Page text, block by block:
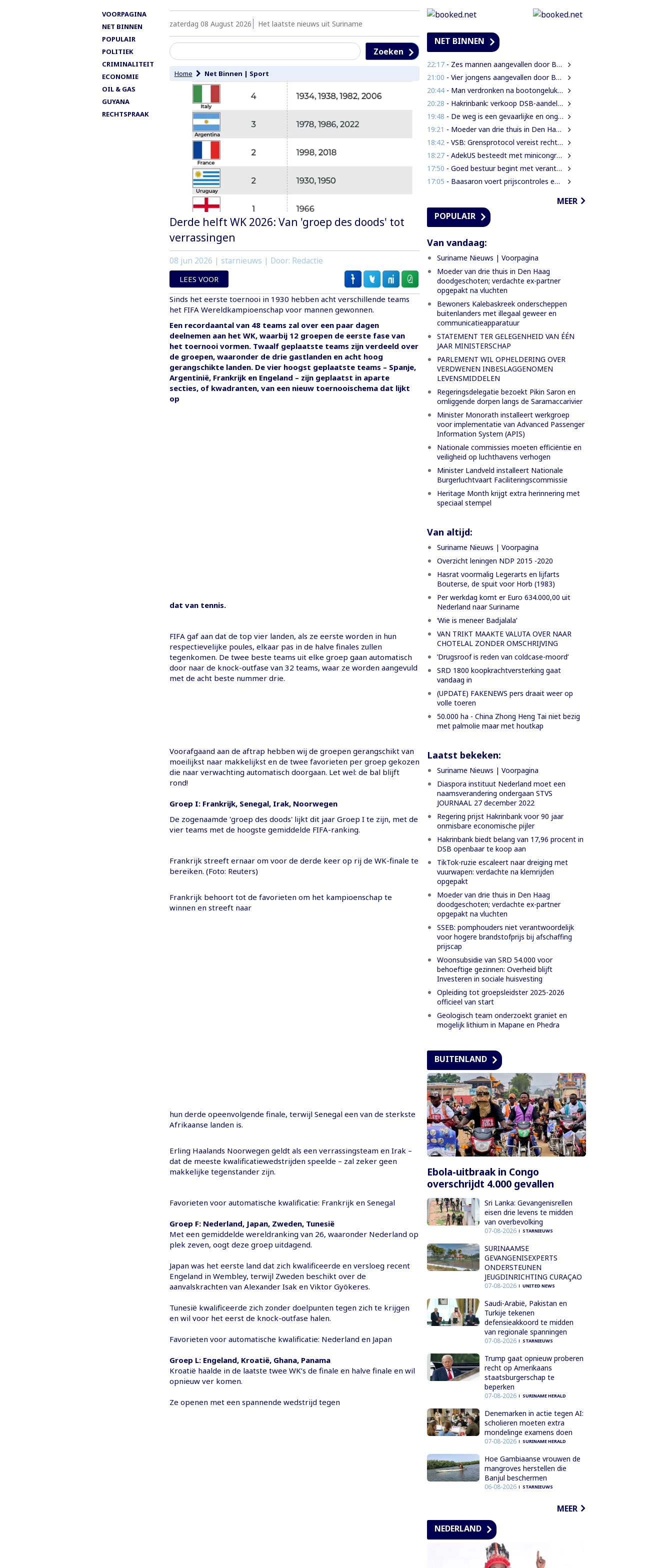
VOORPAGINA
NET BINNEN
POPULAIR
POLITIEK
CRIMINALITEIT
ECONOMIE
OIL & GAS
GUYANA
RECHTSPRAAK
zaterdag 08 August 2026 Het laatste nieuws uit Suriname
Zoeken
Home Net Binnen | Sport
Derde helft WK 2026: Van 'groep des doods' tot
verrassingen
08 jun 2026 | starnieuws | Door: Redactie
LEES VOOR
Sinds het eerste toernooi in 1930 hebben acht verschillende teams
het FIFA Wereldkampioenschap voor mannen gewonnen.
Een recordaantal van 48 teams zal over een paar dagen
deelnemen aan het WK, waarbij 12 groepen de eerste fase van
het toernooi vormen. Twaalf geplaatste teams zijn verdeeld over
de groepen, waaronder de drie gastlanden en acht hoog
gerangschikte landen. De vier hoogst geplaatste teams – Spanje,
Argentinië, Frankrijk en Engeland – zijn geplaatst in aparte
secties, of kwadranten, van een nieuw toernooischema dat lijkt
op
dat van tennis.
FIFA gaf aan dat de top vier landen, als ze eerste worden in hun
respectievelijke poules, elkaar pas in de halve finales zullen
tegenkomen. De twee beste teams uit elke groep gaan automatisch
door naar de knock-outfase van 32 teams, waar ze worden aangevuld
met de acht beste nummer drie.
Voorafgaand aan de aftrap hebben wij de groepen gerangschikt van
moeilijkst naar makkelijkst en de twee favorieten per groep gekozen
die naar verwachting automatisch doorgaan. Let wel: de bal blijft
rond!
Groep I: Frankrijk, Senegal, Irak, Noorwegen
De zogenaamde 'groep des doods' lijkt dit jaar Groep I te zijn, met de
vier teams met de hoogste gemiddelde FIFA-ranking.
Frankrijk streeft ernaar om voor de derde keer op rij de WK-finale te
bereiken. (Foto: Reuters)
Frankrijk behoort tot de favorieten om het kampioenschap te
winnen en streeft naar
hun derde opeenvolgende finale, terwijl Senegal een van de sterkste
Afrikaanse landen is.
Erling Haalands Noorwegen geldt als een verrassingsteam en Irak –
dat de meeste kwalificatiewedstrijden speelde – zal zeker geen
makkelijke tegenstander zijn.
Favorieten voor automatische kwalificatie: Frankrijk en Senegal
Groep F: Nederland, Japan, Zweden, Tunesië
Met een gemiddelde wereldranking van 26, waaronder Nederland op
plek zeven, oogt deze groep uitdagend.
Japan was het eerste land dat zich kwalificeerde en versloeg recent
Engeland in Wembley, terwijl Zweden beschikt over de
aanvalskrachten van Alexander Isak en Viktor Gyökeres.
Tunesië kwalificeerde zich zonder doelpunten tegen zich te krijgen
en wil voor het eerst de knock-outfase halen.
Favorieten voor automatische kwalificatie: Nederland en Japan
Groep L: Engeland, Kroatië, Ghana, Panama
Kroatië haalde in de laatste twee WK’s de finale en halve finale en wil
opnieuw ver komen.
Ze openen met een spannende wedstrijd tegen
NET BINNEN
22:17- Zes mannen aangevallen door Braziliaanse bijen tijdens zoektocht naar leguanen
21:00 - Vier jongens aangevallen door Braziliaanse bijen tijdens leguanenjacht
20:44- Man verdronken na bootongeluk op Coesewijnerivier
20:28 - Hakrinbank: verkoop DSB-aandelen is strategische keuze
19:48 - De weg is een gevaarlijke en ongezonde plek
19:21 - Moeder van drie thuis in Den Haag doodgeschoten; verdachte ex-partner opgepakt na vluchten
18:42 - VSB: Grensprotocol vereist rechtszekerheid en harde waarborgen
18:27- AdekUS besteedt met minicongres aandacht aan cultureel erfgoed
17:50 - Goed bestuur begint met verantwoording afleggen
17:05 - Baasaron voert prijscontroles en toezicht op voedselveiligheid op
MEER
POPULAIR
Van vandaag:
Suriname Nieuws | Voorpagina
Moeder van drie thuis in Den Haag
doodgeschoten; verdachte ex-partner
opgepakt na vluchten
Bewoners Kalebaskreek onderscheppen
buitenlanders met illegaal geweer en
communicatieapparatuur
STATEMENT TER GELEGENHEID VAN ÉÉN
JAAR MINISTERSCHAP
PARLEMENT WIL OPHELDERING OVER
VERDWENEN INBESLAGGENOMEN
LEVENSMIDDELEN
Regeringsdelegatie bezoekt Pikin Saron en
omliggende dorpen langs de Saramaccarivier
Minister Monorath installeert werkgroep
voor implementatie van Advanced Passenger
Information System (APIS)
Nationale commissies moeten efficiëntie en
veiligheid op luchthavens verhogen
Minister Landveld installeert Nationale
Burgerluchtvaart Faciliteringscommissie
Heritage Month krijgt extra herinnering met
speciaal stempel
Van altijd:
Suriname Nieuws | Voorpagina
Overzicht leningen NDP 2015 -2020
Hasrat voormalig Legerarts en lijfarts
Bouterse, de spuit voor Horb (1983)
Per werkdag komt er Euro 634.000,00 uit
Nederland naar Suriname
‘Wie is meneer Badjalala’
VAN TRIKT MAAKTE VALUTA OVER NAAR
CHOTELAL ZONDER OMSCHRIJVING
’Drugsroof is reden van coldcase-moord’
SRD 1800 koopkrachtversterking gaat
vandaag in
(UPDATE) FAKENEWS pers draait weer op
volle toeren
50.000 ha - China Zhong Heng Tai niet bezig
met palmolie maar met houtkap
Laatst bekeken:
Suriname Nieuws | Voorpagina
Diaspora instituut Nederland moet een
naamsverandering ondergaan STVS
JOURNAAL 27 december 2022
Regering prijst Hakrinbank voor 90 jaar
onmisbare economische pijler
Hakrinbank biedt belang van 17,96 procent in
DSB openbaar te koop aan
TikTok-ruzie escaleert naar dreiging met
vuurwapen: verdachte na klemrijden
opgepakt
Moeder van drie thuis in Den Haag
doodgeschoten; verdachte ex-partner
opgepakt na vluchten
SSEB: pomphouders niet verantwoordelijk
voor hogere brandstofprijs bij afschaffing
prijscap
Woonsubsidie van SRD 54.000 voor
behoeftige gezinnen: Overheid blijft
Investeren in sociale huisvesting
Opleiding tot groepsleidster 2025-2026
officieel van start
Geologisch team onderzoekt graniet en
mogelijk lithium in Mapane en Phedra
BUITENLAND
Ebola-uitbraak in Congo
overschrijdt 4.000 gevallen
Sri Lanka: Gevangenisrellen
eisen drie levens te midden
van overbevolking
07-08-2026 STARNIEUWS
SURINAAMSE
GEVANGENISEXPERTS
ONDERSTEUNEN
JEUGDINRICHTING CURAÇAO
07-08-2026 UNITED NEWS
Saudi-Arabië, Pakistan en
Turkije tekenen
defensieakkoord te midden
van regionale spanningen
07-08-2026 STARNIEUWS
Trump gaat opnieuw proberen
recht op Amerikaans
staatsburgerschap te
beperken
07-08-2026 SURINAME HERALD
Denemarken in actie tegen AI:
scholieren moeten extra
mondelinge examens doen
07-08-2026 SURINAME HERALD
Hoe Gambiaanse vrouwen de
mangroves herstellen die
Banjul beschermen
06-08-2026 STARNIEUWS
MEER
NEDERLAND